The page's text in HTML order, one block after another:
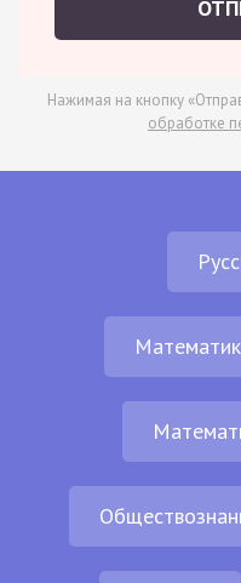
Нажимая на кнопку
обработке